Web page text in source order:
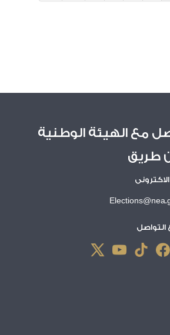
مع الهيئة الوطنية
طريق
الاكترونى
التواصل